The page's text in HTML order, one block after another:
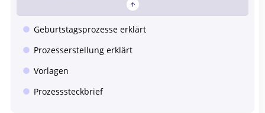
Geburtstagsprozesse erklärt
Prozesserstellung erklärt
Vorlagen
Prozesssteckbrief